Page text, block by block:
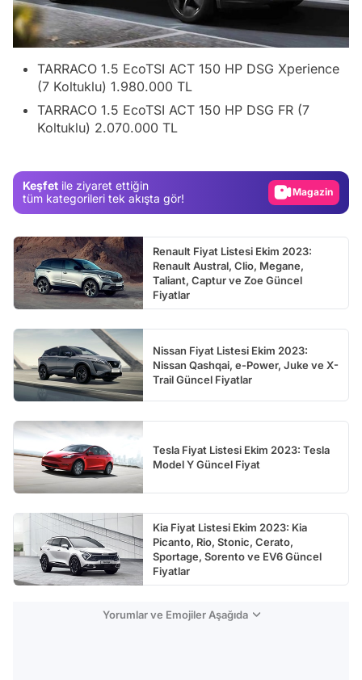
TARRACO 1.5 EcoTSI ACT 150 HP DSG Xperience
(7 Koltuklu) 1.980.000 TL
TARRACO 1.5 EcoTSI ACT 150 HP DSG FR (7
Koltuklu) 2.070.000 TL
Keşfet ile ziyaret ettiğin
tüm kategorileri tek akışta gör!
Magazin
Video
Renault Fiyat Listesi Ekim 2023:
Renault Austral, Clio, Megane,
Taliant, Captur ve Zoe Güncel
Fiyatlar
Nissan Fiyat Listesi Ekim 2023:
Nissan Qashqai, e-Power, Juke ve X-
Trail Güncel Fiyatlar
Tesla Fiyat Listesi Ekim 2023: Tesla
Model Y Güncel Fiyat
Kia Fiyat Listesi Ekim 2023: Kia
Picanto, Rio, Stonic, Cerato,
Sportage, Sorento ve EV6 Güncel
Fiyatlar
Yorumlar ve Emojiler Aşağıda